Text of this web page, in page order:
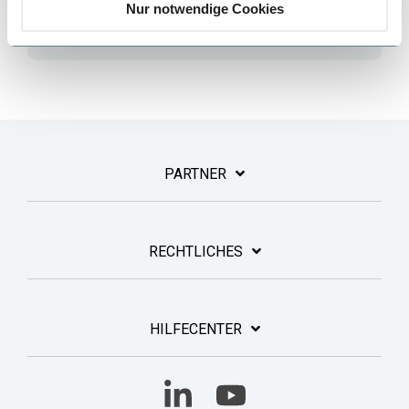
Nur notwendige Cookies
PARTNER
RECHTLICHES
HILFECENTER
Linkedin